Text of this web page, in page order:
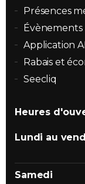
Présences
Évènements
Application
Rabais et
Seecliq
Heures
Lundi au
Samedi